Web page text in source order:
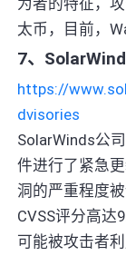
太币，目前，
7、
https://
dvisories
SolarWinds公
件进行了紧急
洞的严重程度
CVSS评分高达
可能被攻击者